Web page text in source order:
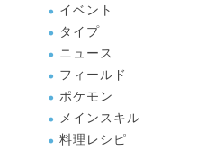
イベント
タイプ
ニュース
フィールド
ポケモン
メインスキル
料理レシピ